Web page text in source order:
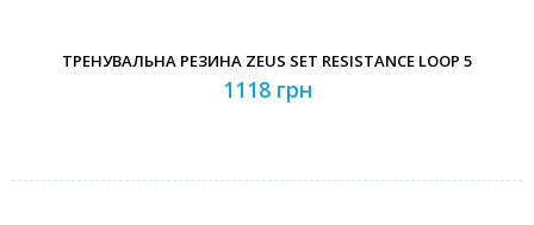
ТРЕНУВАЛЬНА РЕЗИНА ZEUS SET RESISTANCE LOOP 5
1118 грн